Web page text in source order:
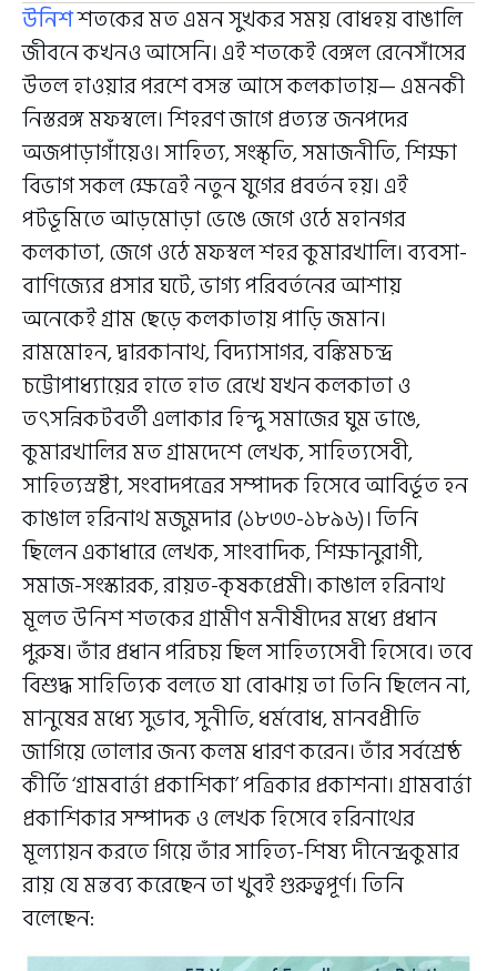
উনিশশতকের মত এমন সুখকর সময় বোধহয় বাঙালি
জীবনে কখনও আসেনি। এই শতকেই বেঙ্গল রেনেসাঁসের
উতল হাওয়ার পরশে বসন্ত আসে কলকাতায়— এমনকী
নিস্তরঙ্গ মফস্বলে। শিহরণ জাগে প্রত্যন্ত জনপদের
অজপাড়াগাঁয়েও। সাহিত্য, সংস্কৃতি, সমাজনীতি, শিক্ষা
বিভাগ সকল ক্ষেত্রেই নতুন যুগের প্রবর্তন হয়। এই
পটভূমিতে আড়মোড়া ভেঙে জেগে ওঠে মহানগর
কলকাতা, জেগে ওঠে মফস্বল শহর কুমারখালি। ব্যবসা-
বাণিজ্যের প্রসার ঘটে, ভাগ্য পরিবর্তনের আশায়
অনেকেই গ্রাম ছেড়ে কলকাতায় পাড়ি জমান।
রামমোহন, দ্বারকানাথ, বিদ্যাসাগর, বঙ্কিমচন্দ্র
চট্টোপাধ্যায়ের হাতে হাত রেখে যখন কলকাতা ও
তৎসন্নিকটবর্তী এলাকার হিন্দু সমাজের ঘুম ভাঙে,
কুমারখালির মত গ্রামদেশে লেখক, সাহিত্যসেবী,
সাহিত্যস্রষ্টা, সংবাদপত্রের সম্পাদক হিসেবে আবির্ভূত হন
কাঙাল হরিনাথ মজুমদার (১৮৩৩-১৮৯৬)। তিনি
ছিলেন একাধারে লেখক, সাংবাদিক, শিক্ষানুরাগী,
সমাজ-সংস্কারক, রায়ত-কৃষকপ্রেমী। কাঙাল হরিনাথ
মূলত উনিশ শতকের গ্রামীণ মনীষীদের মধ্যে প্রধান
পুরুষ। তাঁর প্রধান পরিচয় ছিল সাহিত্যসেবী হিসেবে। তবে
বিশুদ্ধ সাহিত্যিক বলতে যা বোঝায় তা তিনি ছিলেন না,
মানুষের মধ্যে সুভাব, সুনীতি, ধর্মবোধ, মানবপ্রীতি
জাগিয়ে তোলার জন্য কলম ধারণ করেন। তাঁর সর্বশ্রেষ্ঠ
কীর্তি ‘গ্রামবার্ত্তা প্রকাশিকা’ পত্রিকার প্রকাশনা। গ্রামবার্ত্তা
প্রকাশিকার সম্পাদক ও লেখক হিসেবে হরিনাথের
মূল্যায়ন করতে গিয়ে তাঁর সাহিত্য-শিষ্য দীনেন্দ্রকুমার
রায় যে মন্তব্য করেছেন তা খুবই গুরুত্বপূর্ণ। তিনি
বলেছেন: